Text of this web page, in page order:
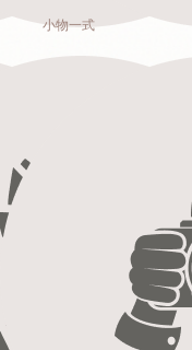
小物一式